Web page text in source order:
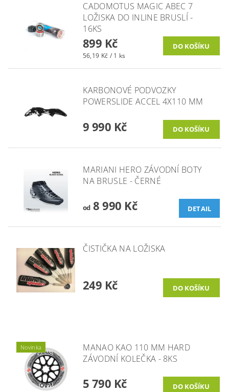
CADOMOTUS MAGIC ABEC 7
LOŽISKA DO INLINE BRUSLÍ -
16KS
899 Kč
56,19 Kč / 1 ks
KARBONOVÉ PODVOZKY
POWERSLIDE ACCEL 4X110 MM
9 990 Kč
MARIANI HERO ZÁVODNÍ BOTY
NA BRUSLE - ČERNÉ
od8 990 Kč DETAIL
ČISTIČKA NA LOŽISKA
249 Kč
Novinka
MANAO KAO 110 MM HARD
ZÁVODNÍ KOLEČKA - 8KS
5 790 Kč